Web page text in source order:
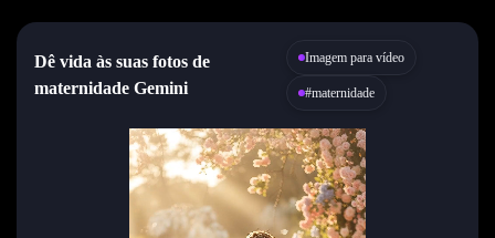
Dê vida às suas fotos de
maternidade Gemini
Imagem para vídeo
#maternidade